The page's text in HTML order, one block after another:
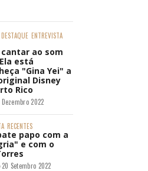
DESTAQUE ENTREVISTA
ao som
está
"Gina Yei" a
Disney
Rico
Dezembro 2022
RECENTES
papo com a
e com o
20 Setembro 2022